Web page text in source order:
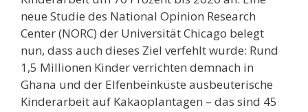
neue Studie des National Opinion Research
Center (NORC) der Universität Chicago belegt
nun, dass auch dieses Ziel verfehlt wurde: Rund
1,5 Millionen Kinder verrichten demnach in
Ghana und der Elfenbeinküste ausbeuterische
Kinderarbeit auf Kakaoplantagen – das sind 45